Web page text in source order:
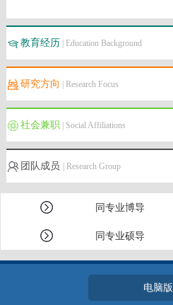
教育经历 | Education Background
研究方向 | Research Focus
社会兼职| Social Affiliations
团队成员 | Research Group
同专业博导
同专业硕导
电脑版